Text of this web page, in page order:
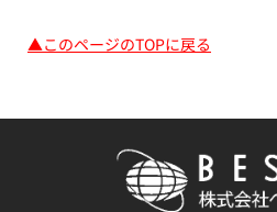
▲このページのTOPに戻る